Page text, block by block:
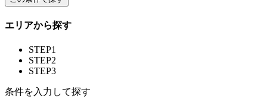
エリアから探す
STEP1
STEP2
STEP3
条件を入力して探す